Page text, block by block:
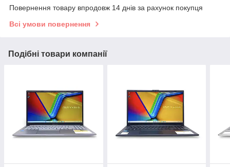
Повернення товару впродовж 14 днів за рахунок покупця
Всі умови повернення
Подібні товари компанії